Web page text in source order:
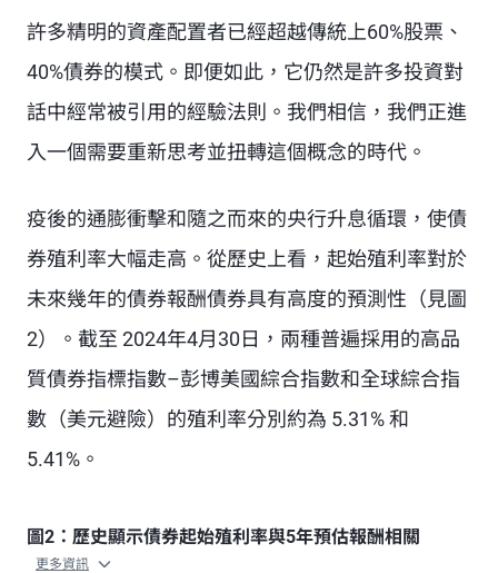
許多精明的資產配置者已經超越傳統上60%股票、
40%債券的模式。即便如此，它仍然是許多投資對
話中經常被引用的經驗法則。我們相信，我們正進
入一個需要重新思考並扭轉這個概念的時代。
疫後的通膨衝擊和隨之而來的央行升息循環，使債
券殖利率大幅走高。從歷史上看，起始殖利率對於
未來幾年的債券報酬債券具有高度的預測性（見圖
2）。截至 2024年4月30日，兩種普遍採用的高品
質債券指標指數–彭博美國綜合指數和全球綜合指
數（美元避險）的殖利率分別約為 5.31% 和
5.41%。
圖2：歷史顯示債券起始殖利率與5年預估報酬相關
更多資訊